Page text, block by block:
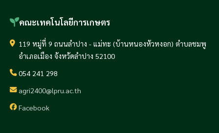
คณะเทคโนโลยีการเกษตร
119 หมู่ที่ 9 ถนนลำปาง - แม่ทะ (บ้านหนองหัวหงอก) ตำบลชมพู
อำเภอเมือง จังหวัดลำปาง 52100
054 241 298
agri2400@lpru.ac.th
Facebook